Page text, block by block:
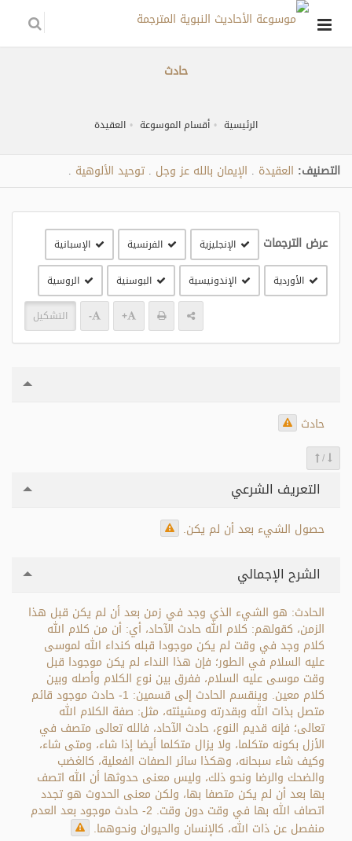
حادث
الرئيسية أقسام الموسوعة العقيدة
التصنيف: العقيدة الإيمان بالله عز وجل توحيد الألوهية
عرض الترجمات الإنجليزية الفرنسية الإسبانية
الأوردية الإندونيسية البوسنية الروسية
+
- التشكيل
حادث
/
التعريف الشرعي
حصول الشيء بعد أن لم يكن.
الشرح الإجمالي
الحادث: هو الشيء الذي وجد في زمن بعد أن لم يكن قبل هذا
الزمن، كقولهم: كلام الله حادث الآحاد، أي: أن من كلام الله
كلام وجد في وقت لم يكن موجودا قبله كنداء الله لموسى
عليه السلام في الطور؛ فإن هذا النداء لم يكن موجودا قبل
وقت موسى عليه السلام، ففرق بين نوع الكلام وأصله وبين
كلام معين. وينقسم الحادث إلى قسمين: 1- حادث موجود قائم
متصل بذات الله وبقدرته ومشيئته، مثل: صفة الكلام الله
تعالى؛ فإنه قديم النوع، حادث الآحاد، فالله تعالى متصف في
الأزل بكونه متكلما، ولا يزال متكلما أيضا إذا شاء، ومتى شاء،
وكيف شاء سبحانه، وهكذا سائر الصفات الفعلية، كالغضب
والضحك والرضا ونحو ذلك، وليس معنى حدوثها أن الله اتصف
بها بعد أن لم يكن متصفا بها، ولكن معنى الحدوث هو تجدد
اتصاف الله بها في وقت دون وقت. 2- حادث موجود بعد العدم
منفصل عن ذات الله، كالإنسان والحيوان ونحوهما.